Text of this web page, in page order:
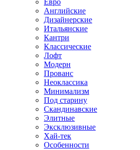
Евро
Английские
Дизайнерские
Итальянские
Кантри
Классические
Лофт
Модерн
Прованс
Неоклассика
Минимализм
Под старину
Скандинавские
Элитные
Эксклюзивные
Хай-тек
Особенности